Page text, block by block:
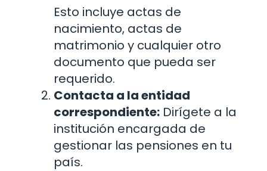
Esto incluye actas de
nacimiento, actas de
matrimonio y cualquier otro
documento que pueda ser
requerido.
Contacta a la entidad
correspondiente: Dirígete a la
institución encargada de
gestionar las pensiones en tu
país.